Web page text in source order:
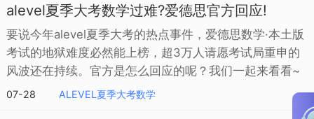
alevel夏季大考数学过难?爱德思官方回应!
要说今年alevel夏季大考的热点事件，爱德思数学·本土版
考试的地狱难度必然能上榜，超3万人请愿考试局重申的
风波还在持续。官方是怎么回应的呢？我们一起来看看~
07-28 ALEVEL夏季大考数学